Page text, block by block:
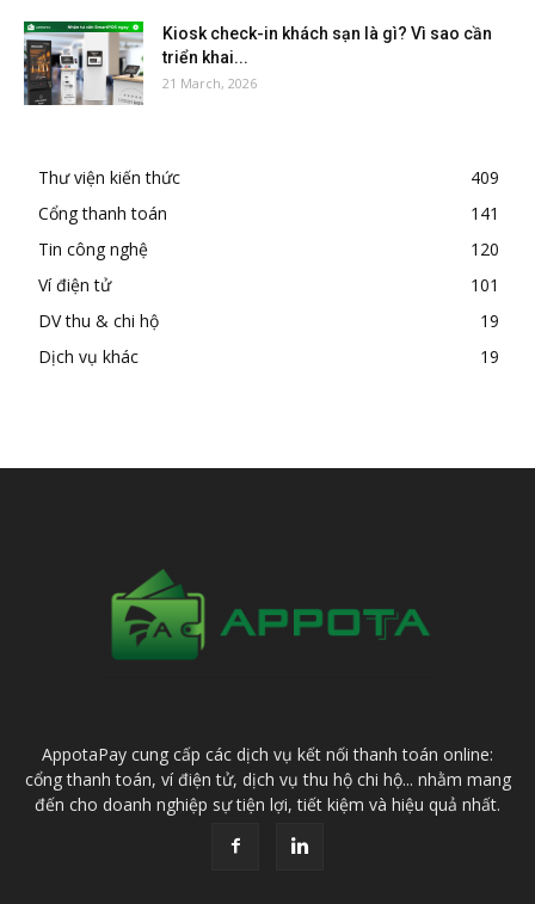
Kiosk check-in khách sạn là gì? Vì sao cần
triển khai...
21 March, 2026
Thư viện kiến thức
409
Cổng thanh toán
141
Tin công nghệ
120
Ví điện tử
101
DV thu & chi hộ
19
Dịch vụ khác
19
AppotaPay cung cấp các dịch vụ kết nối thanh toán online:
cổng thanh toán, ví điện tử, dịch vụ thu hộ chi hộ... nhằm mang
đến cho doanh nghiệp sự tiện lợi, tiết kiệm và hiệu quả nhất.